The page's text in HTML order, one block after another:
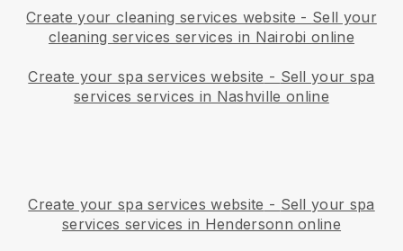
Create your cleaning services website - Sell your
cleaning services services in Nairobi online
Create your spa services website - Sell your spa
services services in Nashville online
Create your spa services website - Sell your spa
services services in Hendersonn online